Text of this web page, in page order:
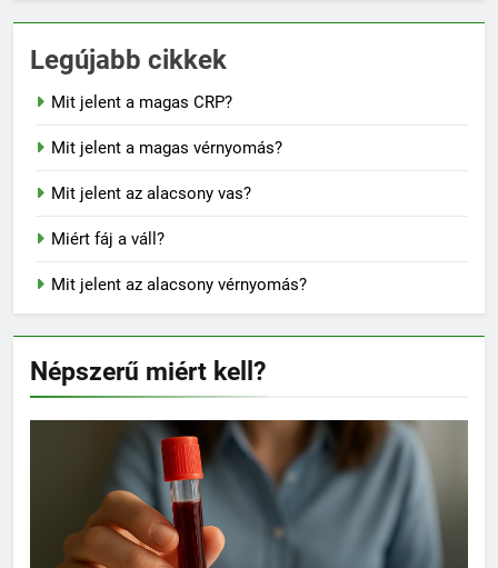
Legújabb cikkek
Mit jelent a magas CRP?
Mit jelent a magas vérnyomás?
Mit jelent az alacsony vas?
Miért fáj a váll?
Mit jelent az alacsony vérnyomás?
Népszerű miért kell?